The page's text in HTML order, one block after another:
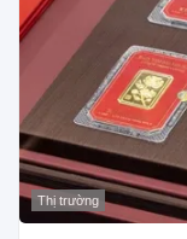
Thị trường